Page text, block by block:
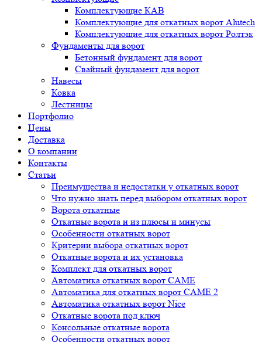
Комплектующие КАВ
Комплектующие для откатных ворот Alutech
Комплектующие для откатных ворот Ролтэк
Фундаменты для ворот
Бетонный фундамент для ворот
Свайный фундамент для ворот
Навесы
Ковка
Лестницы
Портфолио
Цены
Доставка
О компании
Контакты
Статьи
Преимущества и недостатки у откатных ворот
Что нужно знать перед выбором откатных ворот
Ворота откатные
Откатные ворота и из плюсы и минусы
Особенности откатных ворот
Критерии выбора откатных ворот
Откатные ворота и их установка
Комплект для откатных ворот
Автоматика откатных ворот CAME
Автоматика для откатных ворот CAME 2
Автоматика откатных ворот Nice
Откатные ворота под ключ
Консольные откатные ворота
Особенности откатных ворот